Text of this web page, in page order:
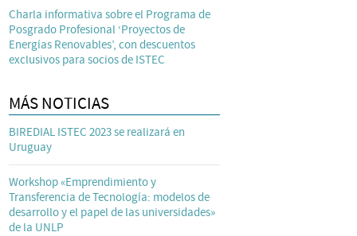
Charla informativa sobre el Programa de
Posgrado Profesional ‘Proyectos de
Energías Renovables’, con descuentos
exclusivos para socios de ISTEC
MÁS NOTICIAS
BIREDIAL ISTEC 2023 se realizará en
Uruguay
Workshop «Emprendimiento y
Transferencia de Tecnología: modelos de
desarrollo y el papel de las universidades»
de la UNLP